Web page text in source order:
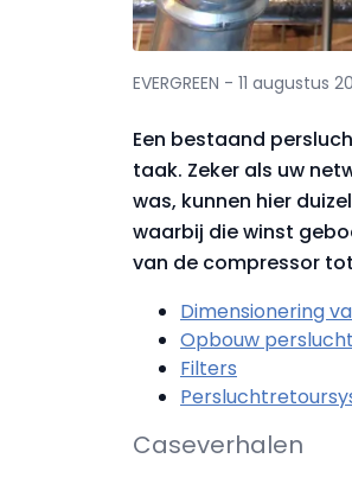
EVERGREEN - 11 augustus
Een bestaand
taak. Zeker als uw
was, kunnen hier
waarbij die winst
van de compressor
Dimensionering
Opbouw
Filters
Caseverhalen